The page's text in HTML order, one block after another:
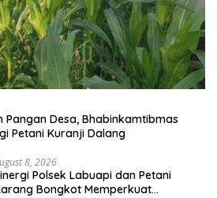
Desa, Bhabinkamtibmas
Petani Kuranji Dalang
8, 2026
Polsek Labuapi dan Petani
Bongkot Memperkuat